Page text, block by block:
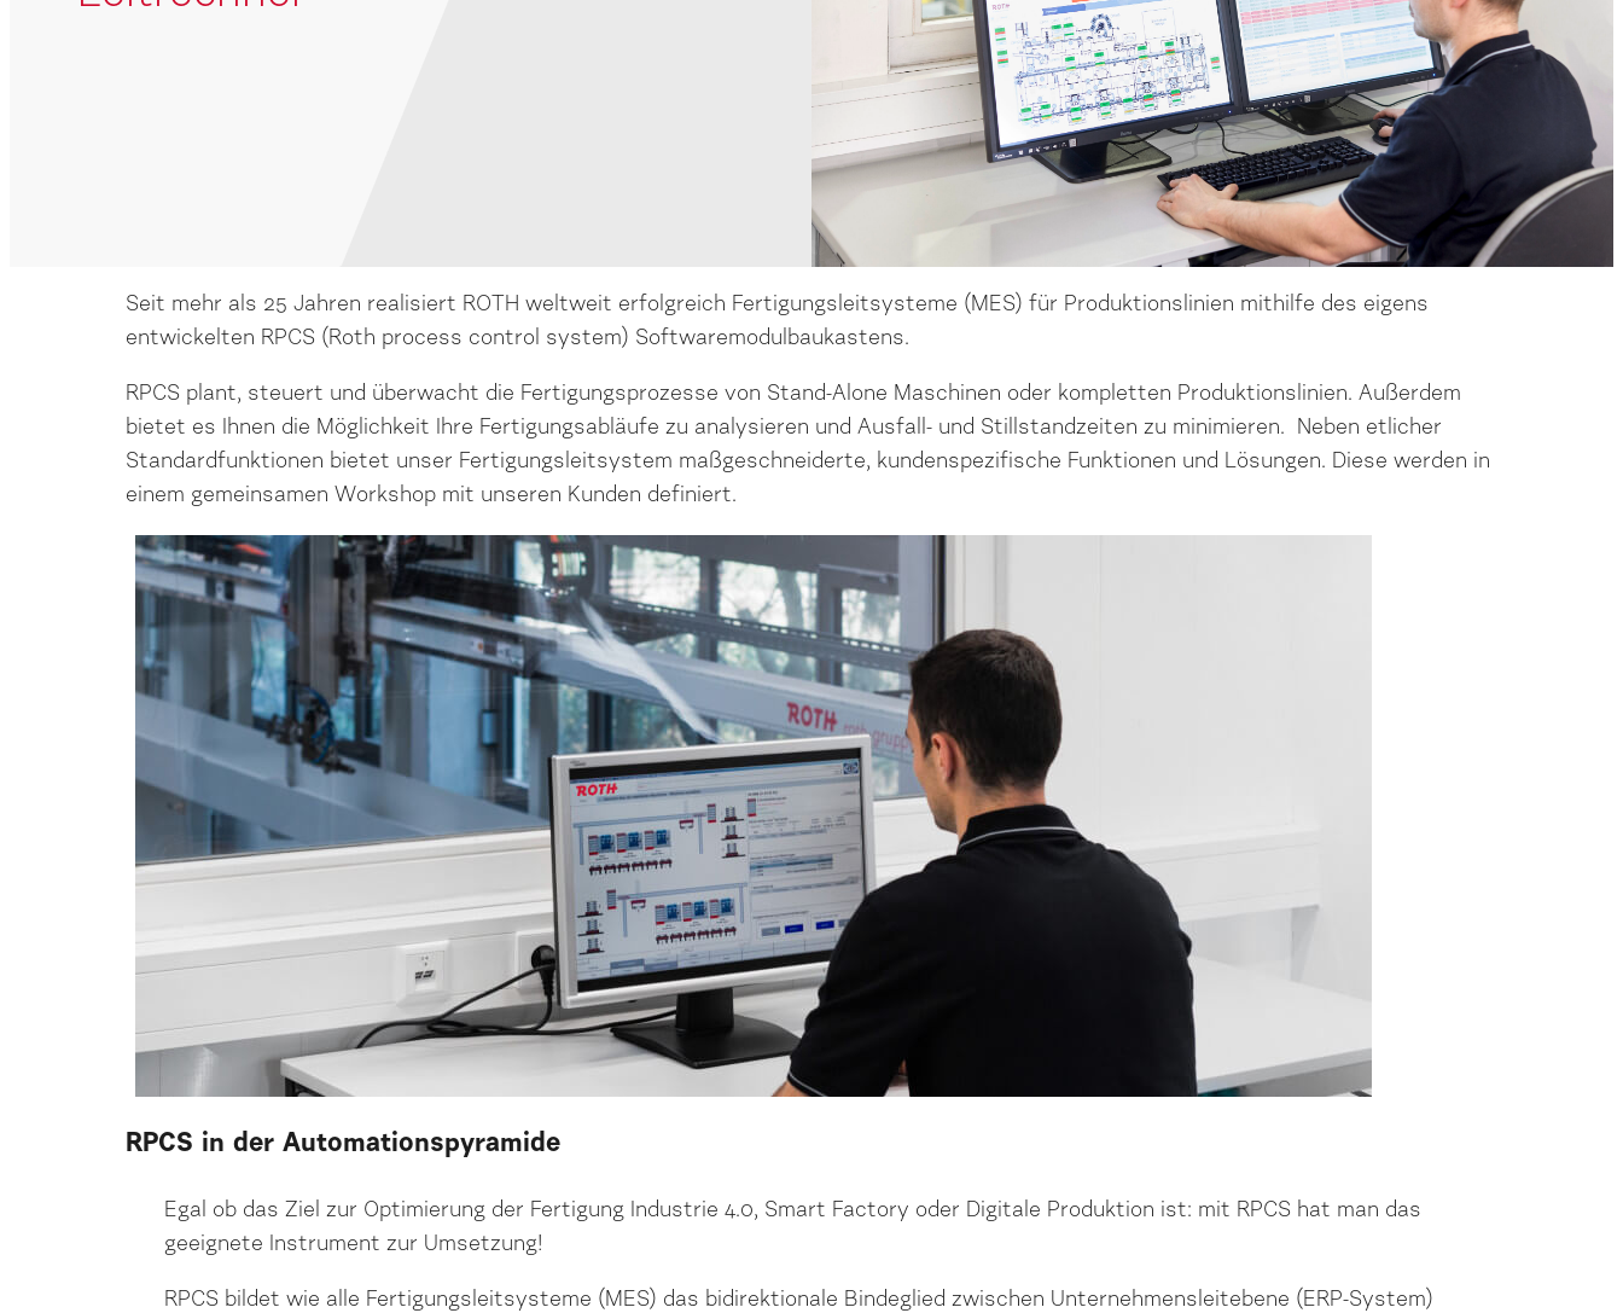
Seit mehr als 25 Jahren realisiert ROTH weltweit erfolgreich Fertigungsleitsysteme (MES) für Produktionslinien mithilfe des eigens
entwickelten RPCS (Roth process control system) Softwaremodulbaukastens.
RPCS plant, steuert und überwacht die Fertigungsprozesse von Stand-Alone Maschinen oder kompletten Produktionslinien. Außerdem
bietet es Ihnen die Möglichkeit Ihre Fertigungsabläufe zu analysieren und Ausfall- und Stillstandzeiten zu minimieren. Neben etlicher
Standardfunktionen bietet unser Fertigungsleitsystem maßgeschneiderte, kundenspezifische Funktionen und Lösungen. Diese werden in
einem gemeinsamen Workshop mit unseren Kunden definiert.
RPCS in der Automationspyramide
Egal ob das Ziel zur Optimierung der Fertigung Industrie 4.0, Smart Factory oder Digitale Produktion ist: mit RPCS hat man das
geeignete Instrument zur Umsetzung!
RPCS bildet wie alle Fertigungsleitsysteme (MES) das bidirektionale Bindeglied zwischen Unternehmensleitebene (ERP-System)